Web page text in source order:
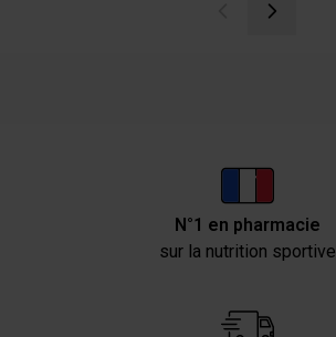
N°1 en pharmacie
sur la nutrition sportive